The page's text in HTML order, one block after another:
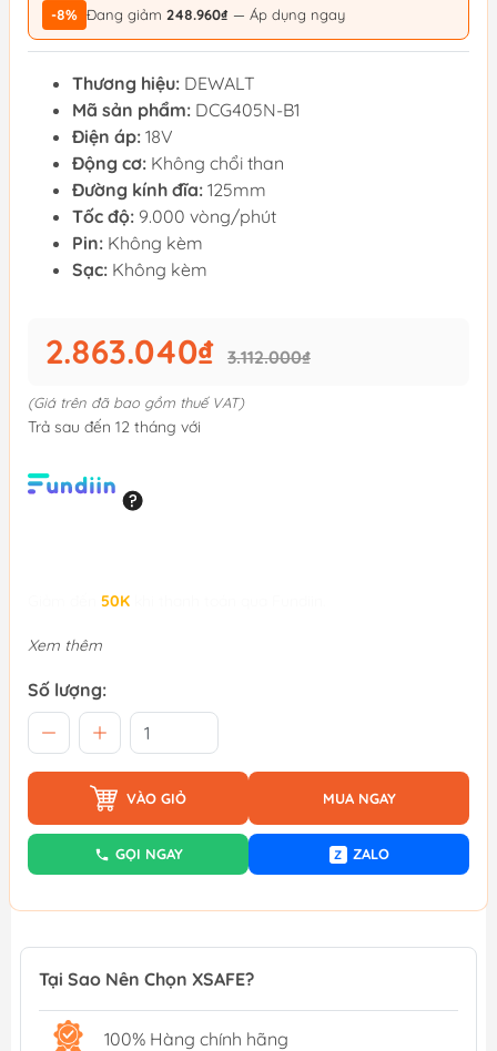
-8% Đang giảm 248.960₫ — Áp dụng ngay
Thương hiệu: DEWALT
Mã sản phẩm: DCG405N-B1
Điện áp: 18V
Động cơ: Không chổi than
Đường kính đĩa: 125mm
Tốc độ: 9.000 vòng/phút
Pin: Không kèm
Sạc: Không kèm
2.863.040₫ 3.112.000₫
(Giá trên đã bao gồm thuế VAT)
Trả sau đến 12 tháng với
50K
Xem thêm
Số lượng:
VÀO GIỎ MUA NGAY
GỌI NGAY Z ZALO
Tại Sao Nên Chọn XSAFE?
100% Hàng chính hãng